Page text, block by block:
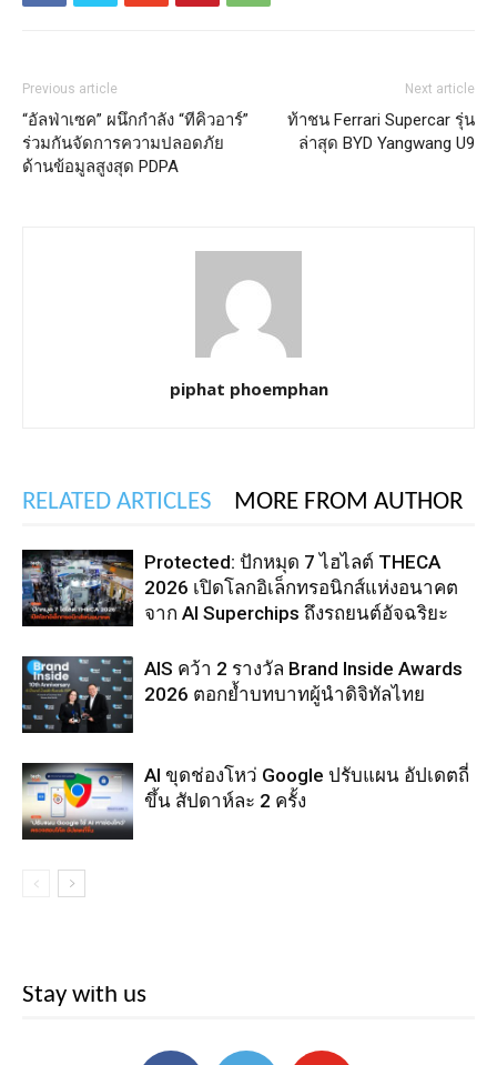
Previous article
“อัลฟ่าเซค” ผนึกกำลัง “ทีคิวอาร์”
ร่วมกันจัดการความปลอดภัย
ด้านข้อมูลสูงสุด PDPA
Next article
ท้าชน Ferrari Supercar รุ่น
ล่าสุด BYD Yangwang U9
piphat phoemphan
RELATED ARTICLES MORE FROM AUTHOR
Protected: ปักหมุด 7 ไฮไลต์ THECA
2026 เปิดโลกอิเล็กทรอนิกส์แห่งอนาคต
จาก AI Superchips ถึงรถยนต์อัจฉริยะ
AIS คว้า 2 รางวัล Brand Inside Awards
2026 ตอกย้ำบทบาทผู้นำดิจิทัลไทย
AI ขุดช่องโหว่ Google ปรับแผน อัปเดตถี่
ขึ้น สัปดาห์ละ 2 ครั้ง
Stay with us